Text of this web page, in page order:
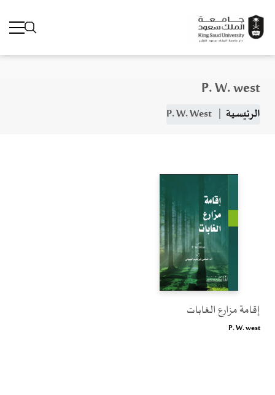
تجاوز إلى المحتوى الرئيسي
P. W. west
مسار التنقل
الرئيسية
إقامة مزارع الغابات
P. W. west